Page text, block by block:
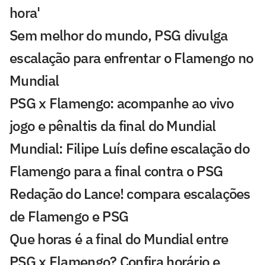
hora'
Sem melhor do mundo, PSG divulga
escalação para enfrentar o Flamengo no
Mundial
PSG x Flamengo: acompanhe ao vivo
jogo e pênaltis da final do Mundial
Mundial: Filipe Luís define escalação do
Flamengo para a final contra o PSG
Redação do Lance! compara escalações
de Flamengo e PSG
Que horas é a final do Mundial entre